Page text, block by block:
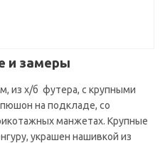
и замеры
из х/б футера, с крупными
на подкладе, со
манжетах. Крупные
украшен нашивкой из